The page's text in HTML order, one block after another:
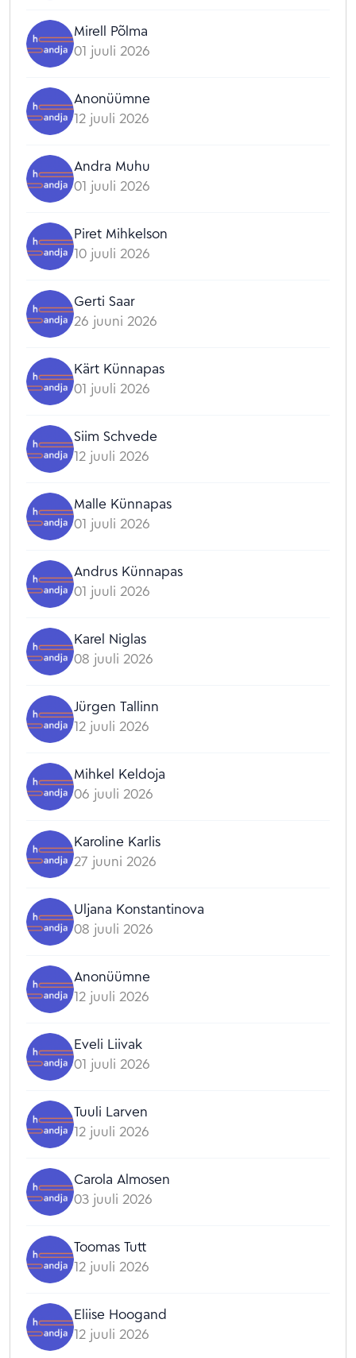
Mirell Põlma
01 juuli 2026
Anonüümne
12 juuli 2026
Andra Muhu
01 juuli 2026
Piret Mihkelson
10 juuli 2026
Gerti Saar
26 juuni 2026
Kärt Künnapas
01 juuli 2026
Siim Schvede
12 juuli 2026
Malle Künnapas
01 juuli 2026
Andrus Künnapas
01 juuli 2026
Karel Niglas
08 juuli 2026
Jürgen Tallinn
12 juuli 2026
Mihkel Keldoja
06 juuli 2026
Karoline Karlis
27 juuni 2026
Uljana Konstantinova
08 juuli 2026
Anonüümne
12 juuli 2026
Eveli Liivak
01 juuli 2026
Tuuli Larven
12 juuli 2026
Carola Almosen
03 juuli 2026
Toomas Tutt
12 juuli 2026
Eliise Hoogand
12 juuli 2026